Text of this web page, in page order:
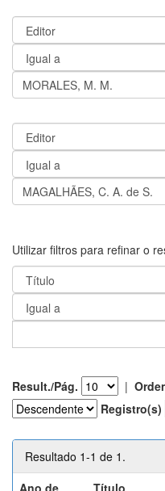
Utilizar filtros para refinar o
Result./Pág. |
Registro(s)
Resultado 1-1 de 1.
Ano de
Título